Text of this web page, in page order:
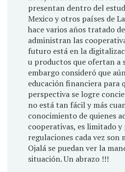
presentan dentro del
Mexico y otros países de
hace varios años tratado
administran las
futuro está en la
u productos que ofertan a
embargo consideró que
educación financiera para
perspectiva se logre
no está tan fácil y más
conocimiento de quienes
cooperativas, es limitado
regulaciones cada vez son
Ojalá se puedan ver la
situación. Un abrazo !!!